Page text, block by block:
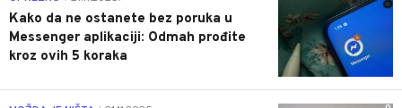
Kako da ne ostanete bez poruka u
Messenger aplikaciji: Odmah prođite
kroz ovih 5 koraka